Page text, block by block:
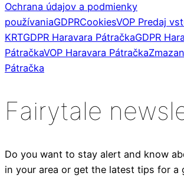
Ochrana údajov a podmienky
používaniaGDPRCookiesVOP Predaj
KRTGDPR Haravara PátračkaGDPR
PátračkaVOP Haravara Pátračka
Pátračka
Fairytale
Do you want to stay alert and know
in your area or get the latest tips for a